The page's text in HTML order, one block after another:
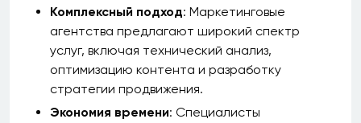
Комплексный подход: Маркетинговые
агентства предлагают широкий спектр
услуг, включая технический анализ,
оптимизацию контента и разработку
стратегии продвижения.
Экономия времени: Специалисты